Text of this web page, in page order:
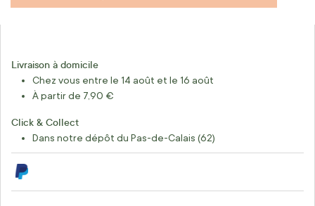
Livraison à domicile
Chez vous entre le 14 août et le 16 août
À partir de 7,90 €
Click & Collect
Dans notre dépôt du Pas-de-Calais (62)